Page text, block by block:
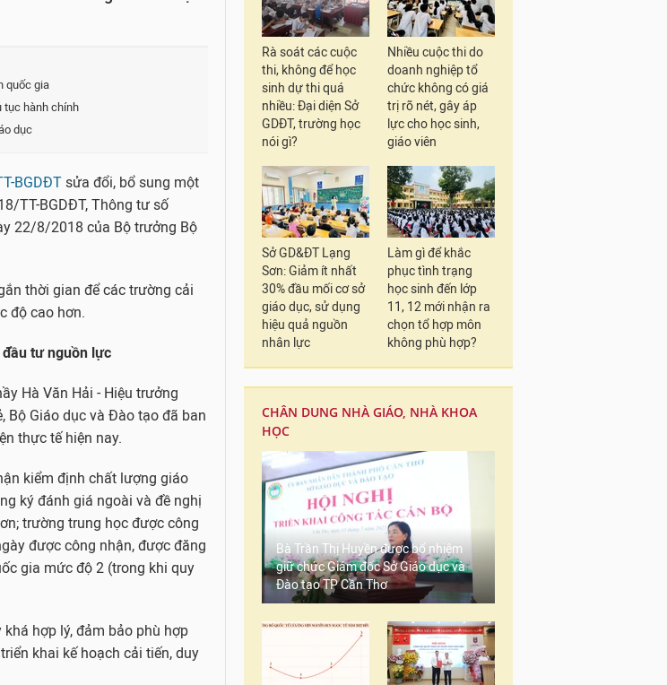
quốc gia
tục hành chính
dục
BGDĐT sửa đổi, bổ sung một
TT-BGDĐT, Thông tư số
22/8/2018 của Bộ trưởng Bộ
thời gian để các trường cải
độ cao hơn.
tư nguồn lực
Hà Văn Hải - Hiệu trưởng
Bộ Giáo dục và Đào tạo đã ban
thực tế hiện nay.
kiểm định chất lượng giáo
ký đánh giá ngoài và đề nghị
trường trung học được công
được công nhận, được đăng
gia mức độ 2 (trong khi quy
hợp lý, đảm bảo phù hợp
khai kế hoạch cải tiến, duy
Rà soát các cuộc
thi, không để học
sinh dự thi quá
nhiều: Đại diện Sở
GDĐT, trường học
nói gì?
Nhiều cuộc thi do
doanh nghiệp tổ
chức không có giá
trị rõ nét, gây áp
lực cho học sinh,
giáo viên
Sở GD&ĐT Lạng
Sơn: Giảm ít nhất
30% đầu mối cơ sở
giáo dục, sử dụng
hiệu quả nguồn
nhân lực
Làm gì để khắc
phục tình trạng
học sinh đến lớp
11, 12 mới nhận ra
chọn tổ hợp môn
không phù hợp?
CHÂN DUNG NHÀ GIÁO, NHÀ KHOA
HỌC
Bà Trần Thị Huyền được bổ nhiệm
giữ chức Giám đốc Sở Giáo dục và
Đào tạo TP Cần Thơ